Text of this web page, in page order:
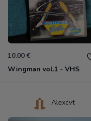
10.00 €
Wingman vol.1 - VHS
Alexcvt